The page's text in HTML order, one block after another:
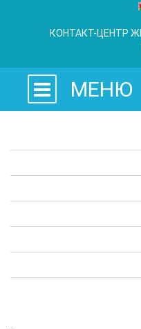
КОНТАКТ-ЦЕНТР
МЕНЮ